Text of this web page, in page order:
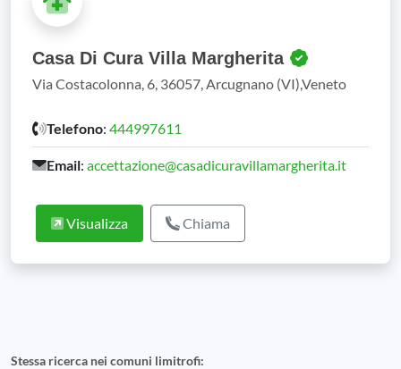
Casa Di Cura Villa Margherita
Via Costacolonna, 6, 36057, Arcugnano (VI),Veneto
Telefono: 444997611
Email: accettazione@casadicuravillamargherita.it
Visualizza Chiama
Stessa ricerca nei comuni limitrofi: